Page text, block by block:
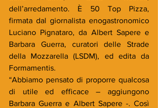
dell’arredamento. È 50 Top Pizza,
firmata dal giornalista enogastronomico
Luciano Pignataro, da Albert Sapere e
Barbara Guerra, curatori delle Strade
della Mozzarella (LSDM), ed edita da
Formamentis.
“Abbiamo pensato di proporre qualcosa
di utile ed efficace – aggiungono
Barbara Guerra e Albert Sapere -. Così